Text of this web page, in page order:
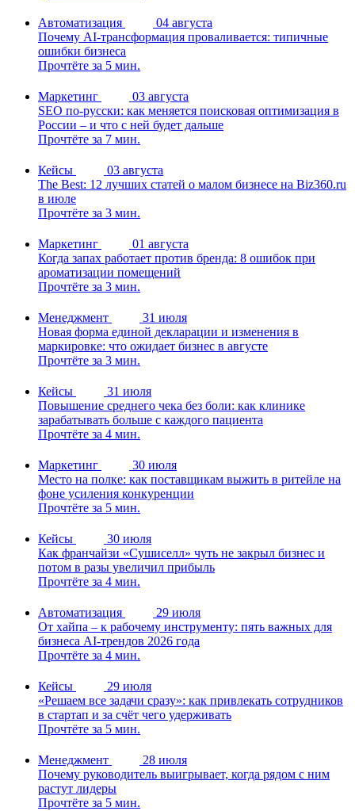
Автоматизация
04 августа
Почему AI-трансформация проваливается: типичные
ошибки бизнеса
Прочтёте за 5 мин.
Маркетинг
03 августа
SEO по-русски: как меняется поисковая оптимизация в
России – и что с ней будет дальше
Прочтёте за 7 мин.
Кейсы
03 августа
The Best: 12 лучших статей о малом бизнесе на Biz360.ru
в июле
Прочтёте за 3 мин.
Маркетинг
01 августа
Когда запах работает против бренда: 8 ошибок при
ароматизации помещений
Прочтёте за 3 мин.
Менеджмент
31 июля
Новая форма единой декларации и изменения в
маркировке: что ожидает бизнес в августе
Прочтёте за 3 мин.
Кейсы
31 июля
Повышение среднего чека без боли: как клинике
зарабатывать больше с каждого пациента
Прочтёте за 4 мин.
Маркетинг
30 июля
Место на полке: как поставщикам выжить в ритейле на
фоне усиления конкуренции
Прочтёте за 5 мин.
Кейсы
30 июля
Как франчайзи «Сушиселл» чуть не закрыл бизнес и
потом в разы увеличил прибыль
Прочтёте за 4 мин.
Автоматизация
29 июля
От хайпа – к рабочему инструменту: пять важных для
бизнеса AI-трендов 2026 года
Прочтёте за 4 мин.
Кейсы
29 июля
«Решаем все задачи сразу»: как привлекать сотрудников
в стартап и за счёт чего удерживать
Прочтёте за 5 мин.
Менеджмент
28 июля
Почему руководитель выигрывает, когда рядом с ним
растут лидеры
Прочтёте за 5 мин.